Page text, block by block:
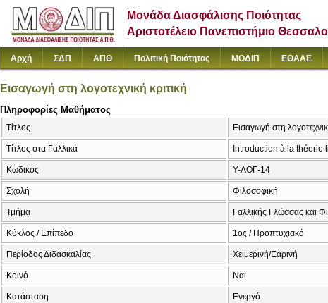
Μονάδα Διασφάλισης Ποιότητας
Αριστοτέλειο Πανεπιστήμιο
Αρχή ΣΔΠ ΑΠΘ Πολιτική Ποιότητας ΜΟΔΙΠ ΕΘΑΑΕ
Εισαγωγή στη λογοτεχνική κριτική
Πληροφορίες Μαθήματος
Τίτλος Εισαγωγή στη
Τίτλος στα Γαλλικά Introduction à la théorie
Κωδικός Υ-ΛΟΓ-14
Σχολή Φιλοσοφική
Τμήμα Γαλλικής Γλώσσας και
Κύκλος / Επίπεδο 1ος / Προπτυχιακό
Περίοδος Διδασκαλίας Χειμερινή/Εαρινή
Κοινό Ναι
Κατάσταση Ενεργό